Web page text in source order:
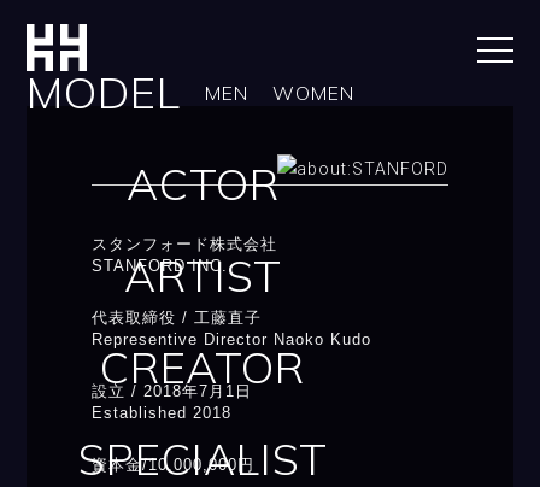
MODEL MEN WOMEN
ACTOR
ARTIST
CREATOR
SPECIALIST
スタンフォード株式会社
STANFORD INC.
代表取締役 / 工藤直子
Representive Director Naoko Kudo
設立 / 2018年7月1日
Established 2018
資本金/10,000,000円